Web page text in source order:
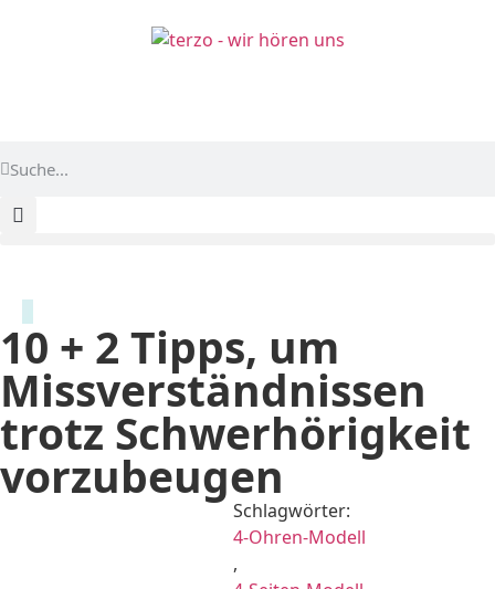
10 + 2 Tipps, um
Missverständnissen
trotz Schwerhörigkeit
vorzubeugen
Schlagwörter:
4-Ohren-Modell
,